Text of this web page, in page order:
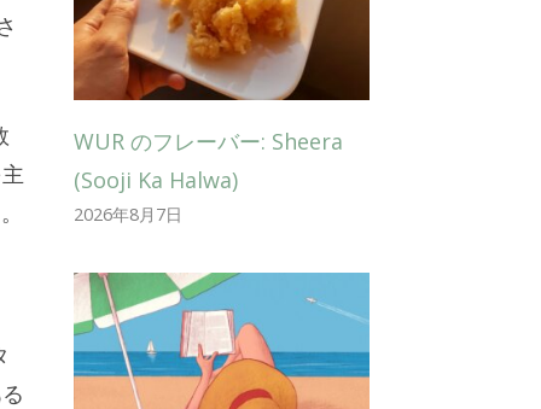
WUR のフレーバー: Sheera
(Sooji Ka Halwa)
2026年8月7日